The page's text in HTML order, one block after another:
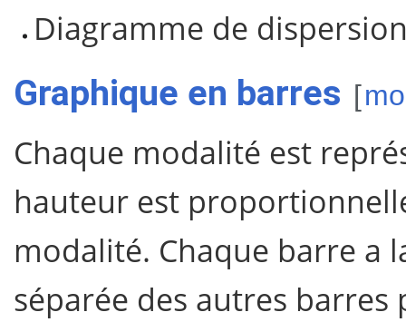
Diagramme de
Graphique en barres [
Chaque modalité est
hauteur est
modalité. Chaque barre a
séparée des autres barres